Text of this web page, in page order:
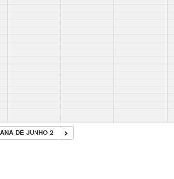
DE JUNHO 2